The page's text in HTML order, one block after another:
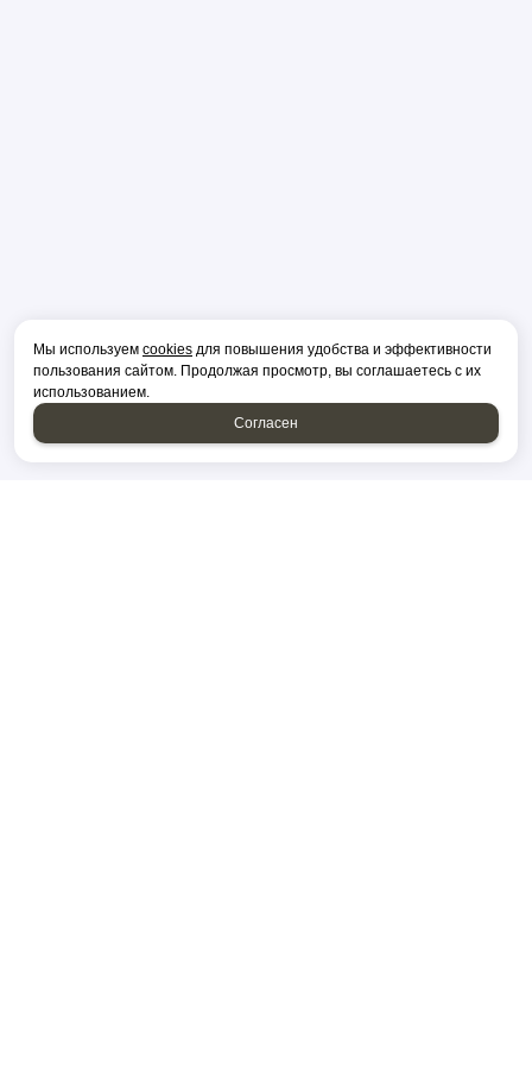
Мы используем cookies для повышения удобства и эффективности
пользования сайтом. Продолжая просмотр, вы соглашаетесь с их
использованием.
Согласен